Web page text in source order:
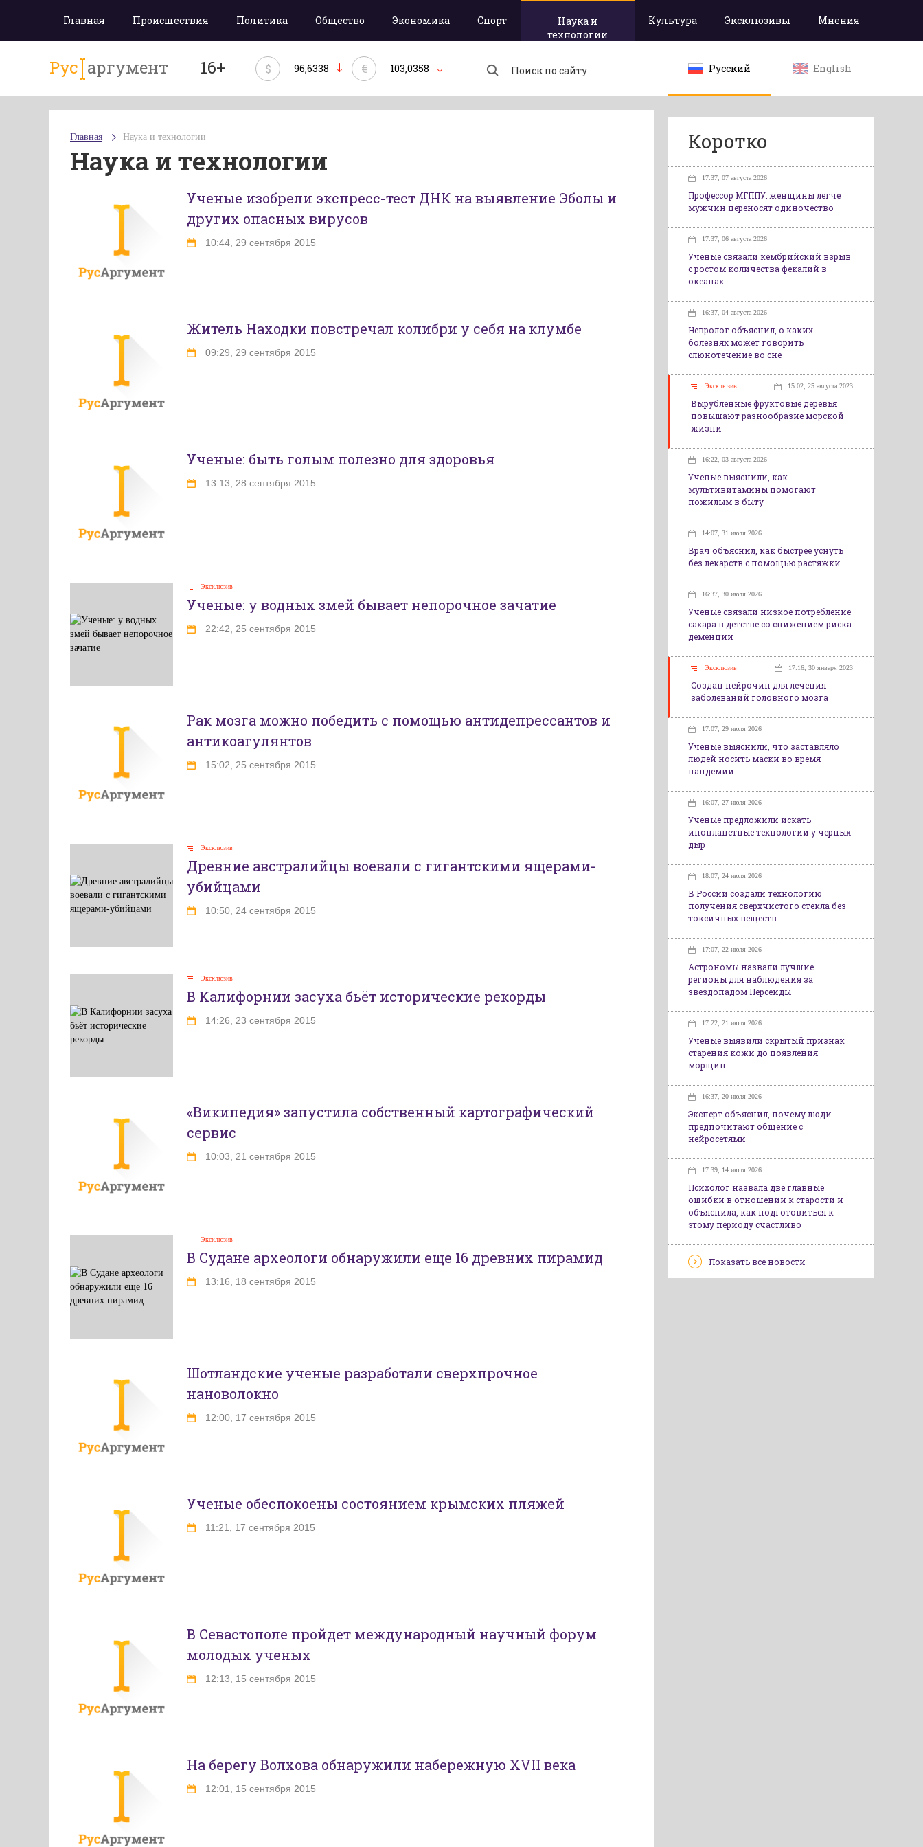
Главная Происшествия Политика Общество Экономика Спорт
Наука и
технологии
Культура Эксклюзивы Мнения
Рус аргумент 16+ $ 96,6338 € 103,0358 Русский English
Главная Наука и технологии
Наука и технологии
Ученые изобрели экспресс-тест ДНК на выявление Эболы и
других опасных вирусов
10:44, 29 сентября 2015
Житель Находки повстречал колибри у себя на клумбе
09:29, 29 сентября 2015
Ученые: быть голым полезно для здоровья
13:13, 28 сентября 2015
Эксклюзив
Ученые: у водных змей бывает непорочное зачатие
22:42, 25 сентября 2015
Рак мозга можно победить с помощью антидепрессантов и
антикоагулянтов
15:02, 25 сентября 2015
Эксклюзив
Древние австралийцы воевали с гигантскими ящерами-
убийцами
10:50, 24 сентября 2015
Эксклюзив
В Калифорнии засуха бьёт исторические рекорды
14:26, 23 сентября 2015
«Википедия» запустила собственный картографический
сервис
10:03, 21 сентября 2015
Эксклюзив
В Судане археологи обнаружили еще 16 древних пирамид
13:16, 18 сентября 2015
Шотландские ученые разработали сверхпрочное
нановолокно
12:00, 17 сентября 2015
Ученые обеспокоены состоянием крымских пляжей
11:21, 17 сентября 2015
В Севастополе пройдет международный научный форум
молодых ученых
12:13, 15 сентября 2015
На берегу Волхова обнаружили набережную XVII века
12:01, 15 сентября 2015
Коротко
17:37, 07 августа 2026
Профессор МГППУ: женщины легче
мужчин переносят одиночество
17:37, 06 августа 2026
Ученые связали кембрийский взрыв
с ростом количества фекалий в
океанах
16:37, 04 августа 2026
Невролог объяснил, о каких
болезнях может говорить
слюнотечение во сне
Эксклюзив 15:02, 25 августа 2023
Вырубленные фруктовые деревья
повышают разнообразие морской
жизни
16:22, 03 августа 2026
Ученые выяснили, как
мультивитамины помогают
пожилым в быту
14:07, 31 июля 2026
Врач объяснил, как быстрее уснуть
без лекарств с помощью растяжки
16:37, 30 июля 2026
Ученые связали низкое потребление
сахара в детстве со снижением риска
деменции
Эксклюзив 17:16, 30 января 2023
Создан нейрочип для лечения
заболеваний головного мозга
17:07, 29 июля 2026
Ученые выяснили, что заставляло
людей носить маски во время
пандемии
16:07, 27 июля 2026
Ученые предложили искать
инопланетные технологии у черных
дыр
18:07, 24 июля 2026
В России создали технологию
получения сверхчистого стекла без
токсичных веществ
17:07, 22 июля 2026
Астрономы назвали лучшие
регионы для наблюдения за
звездопадом Персеиды
17:22, 21 июля 2026
Ученые выявили скрытый признак
старения кожи до появления
морщин
16:37, 20 июля 2026
Эксперт объяснил, почему люди
предпочитают общение с
нейросетями
17:39, 14 июля 2026
Психолог назвала две главные
ошибки в отношении к старости и
объяснила, как подготовиться к
этому периоду счастливо
Показать все новости